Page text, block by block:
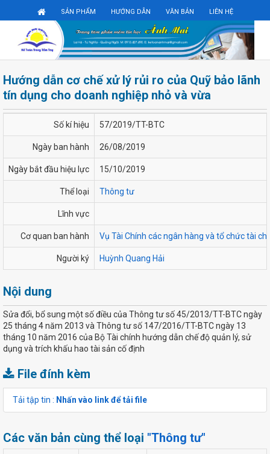
Đăng ký Đăng nhập
SẢN PHẨM HƯỚNG DẪN VĂN BẢN LIÊN HỆ
Hướng dẫn cơ chế xử lý rủi ro của Quỹ bảo lãnh
tín dụng cho doanh nghiệp nhỏ và vừa
Số kí hiệu 57/2019/TT-BTC
Ngày ban hành 26/08/2019
Ngày bắt đầu hiệu lực 15/10/2019
Thể loại Thông tư
Lĩnh vực
Cơ quan ban hành Vụ Tài Chính các ngân hàng và tổ chức tài
Người ký Huỳnh Quang Hải
Nội dung
Sửa đổi, bổ sung một số điều của Thông tư số 45/2013/TT-BTC ngày
25 tháng 4 năm 2013 và Thông tư số 147/2016/TT-BTC ngày 13
tháng 10 năm 2016 của Bộ Tài chính hướng dẫn chế độ quản lý, sử
dụng và trích khấu hao tài sản cố định
File đính kèm
Tải tập tin : Nhấn vào link để tải file
Các văn bản cùng thể loại "Thông tư"